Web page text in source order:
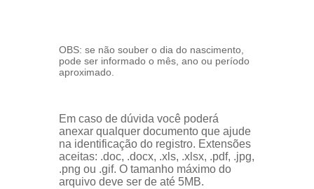
OBS: se não souber o dia do nascimento,
pode ser informado o mês, ano ou período
aproximado.
Em caso de dúvida você poderá
anexar qualquer documento que ajude
na identificação do registro. Extensões
aceitas: .doc, .docx, .xls, .xlsx, .pdf, .jpg,
.png ou .gif. O tamanho máximo do
arquivo deve ser de até 5MB.